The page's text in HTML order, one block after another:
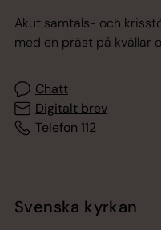
Akut samtals- och
med en präst på kvällar
Chatt
Digitalt brev
Telefon 112
Svenska kyrkan